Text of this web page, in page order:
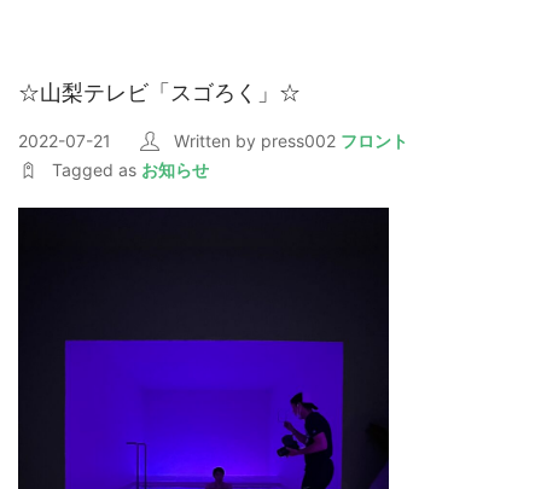
☆山梨テレビ「スゴろく」☆
2022-07-21 Written by press002 フロント
Tagged as お知らせ